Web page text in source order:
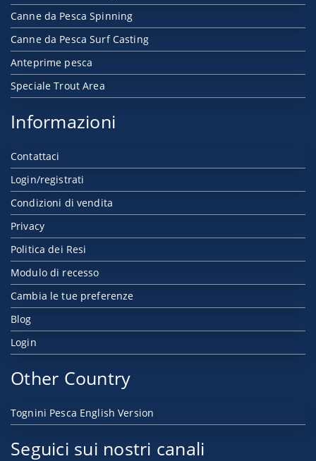
Canne da Pesca Spinning
Canne da Pesca Surf Casting
Anteprime pesca
Speciale Trout Area
Informazioni
Contattaci
Login/registrati
Condizioni di vendita
Privacy
Politica dei Resi
Modulo di recesso
Cambia le tue preferenze
Blog
Login
Other Country
Tognini Pesca English Version
Seguici sui nostri canali